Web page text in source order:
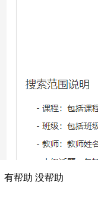
有帮助 没帮助